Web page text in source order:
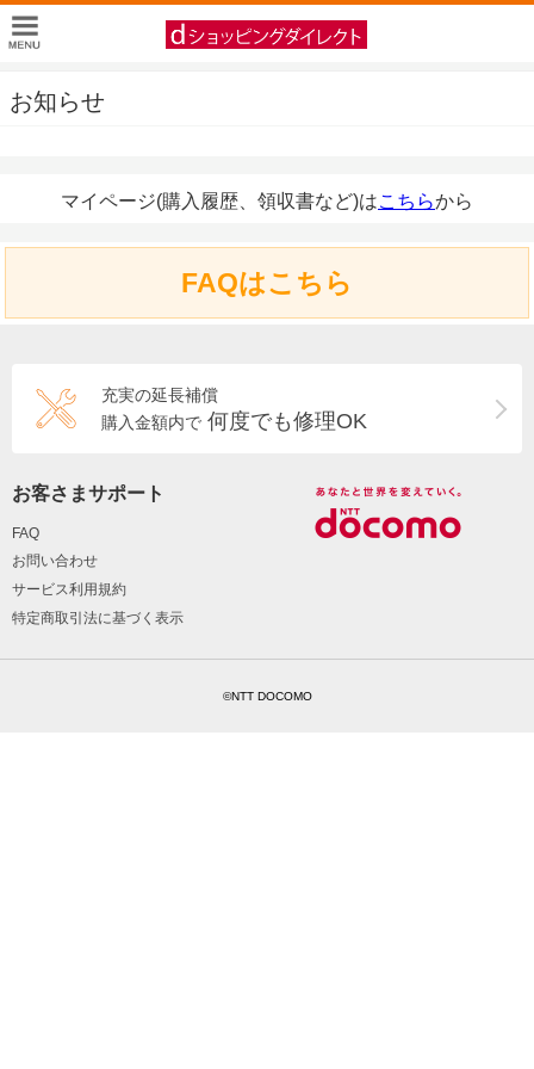
お知らせ
マイページ(購入履歴、領収書など)はこちらから
FAQはこちら
充実の延長補償
購入金額内で 何度でも修理OK
お客さまサポート
FAQ
お問い合わせ
サービス利用規約
特定商取引法に基づく表示
©NTT DOCOMO